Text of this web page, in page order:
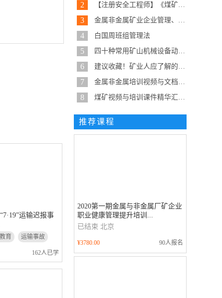
运输迟报事
育 运输事故
162人已学
2 【注册安全工程师】《煤矿安全实...
3 金属非金属矿业企业管理、安全、...
4 白国周班组管理法
5 四十种常用矿山机械设备动态原理...
6 建议收藏！矿业人应了解的19种泵...
7 金属非金属培训视频与文档精华整...
8 煤矿视频与培训课件精华汇总-建...
推荐课程
2020第一期金属与非金属厂矿企业
职业健康管理提升培训...
已结束 北京
¥3780.00 90人报名